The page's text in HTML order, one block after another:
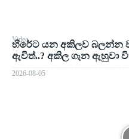
Video
හිරේට යන අකිලව බලන්න
ඇවිත්..? අකිල ගැන ඇහුවා
2026-08-05